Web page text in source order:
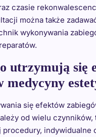
czasie
można także
wykonywania
utrzymują się
medycyny
się efektów
od wielu czynników,
procedury, indywidualne